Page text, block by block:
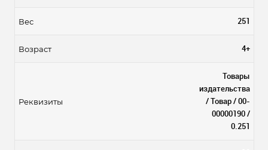
Вес 251
Возраст 4+
Реквизиты
Товары
издательства
/ Товар / 00-
00000190 /
0.251